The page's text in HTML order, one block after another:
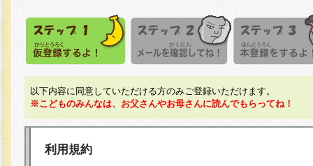
以下内容に同意していただける方のみご登録いただけます。
※こどものみんなは、お父さんやお母さんに読んでもらってね！
利用規約